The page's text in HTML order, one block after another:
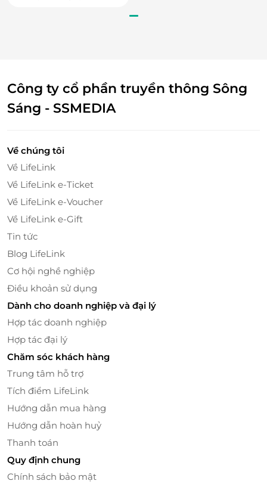
LifeLink – Nền tảng đặt dịch vụ thông
minh, tiện lợi
LifeLink mang đến trải nghiệm đặt dịch vụ nhanh
chóng, tiết kiệm với
Đặt dịch vụ dễ dàng trên website.
Thông tin minh bạch, quy trình sử dụng tiện lợi.
hàng.
Đừng bỏ lỡ cơ hội luyện tập chất lượng cùng gói
khi đặt qua LifeLink và nhận
bước vào hành trình tút dáng an toàn, hiệu quả.
Đặt ngay trên LifeLink
Công ty cổ phần truyền thông Sông
Sáng - SSMEDIA
Về chúng tôi
Về LifeLink
Về LifeLink e-Ticket
Về LifeLink e-Voucher
Về LifeLink e-Gift
Tin tức
Blog LifeLink
Cơ hội nghề nghiệp
Điều khoản sử dụng
Dành cho doanh nghiệp và đại lý
Hợp tác doanh nghiệp
Hợp tác đại lý
Chăm sóc khách hàng
Trung tâm hỗ trợ
Tích điểm LifeLink
Hướng dẫn mua hàng
Hướng dẫn hoàn huỷ
Thanh toán
Quy định chung
Chính sách bảo mật